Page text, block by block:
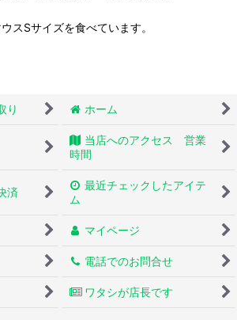
スSサイズを食べています。
り ホーム
当店へのアクセス 営業
時間
済
最近チェックしたアイテ
ム
マイページ
電話でのお問合せ
ワタシが店長です